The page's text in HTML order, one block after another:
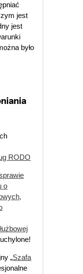
jest
jest
było
RODO
o
„Szafa